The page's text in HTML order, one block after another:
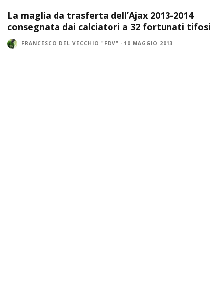
La maglia da trasferta dell’Ajax 2013-2014
consegnata dai calciatori a 32 fortunati tifosi
FRANCESCO DEL VECCHIO "FDV" · 10 MAGGIO 2013